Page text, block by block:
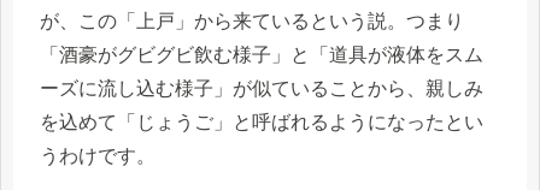
が、この「上戸」から来ているという説。つまり
「酒豪がグビグビ飲む様子」と「道具が液体をスム
ーズに流し込む様子」が似ていることから、親しみ
を込めて「じょうご」と呼ばれるようになったとい
うわけです。